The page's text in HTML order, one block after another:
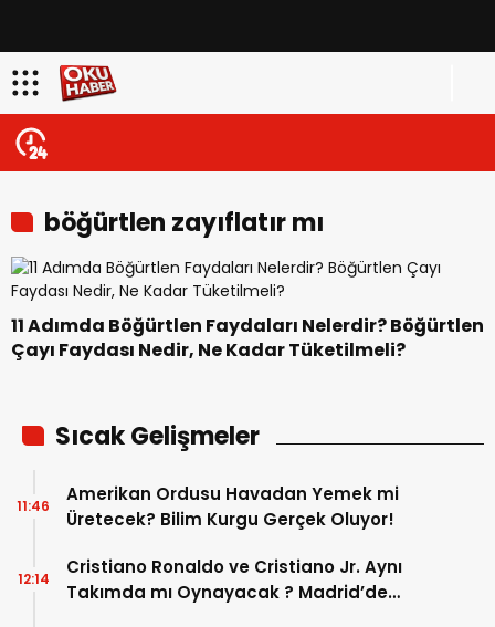
böğürtlen zayıflatır mı
11 Adımda Böğürtlen Faydaları Nelerdir? Böğürtlen
Çayı Faydası Nedir, Ne Kadar Tüketilmeli?
Sıcak Gelişmeler
Amerikan Ordusu Havadan Yemek mi
Üretecek? Bilim Kurgu Gerçek Oluyor!
11:46
Cristiano Ronaldo ve Cristiano Jr. Aynı
Takımda mı Oynayacak ? Madrid’de
12:14